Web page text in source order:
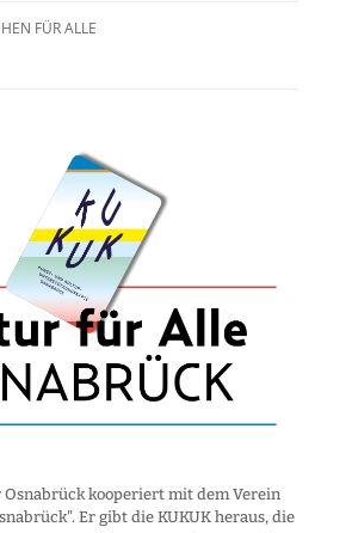
FÜR ALLE
Osnabrück kooperiert mit dem Verein
Er gibt die KUKUK heraus, die